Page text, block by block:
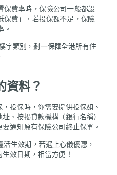
保費率時，保險公司一般都設
保費」，若投保額不足，保險
。
宇類別，劃一保障全港所有住
資料？
投保時，你需要提供投保額、
、按揭貸款機構（銀行名稱）
通知原有保險公司終止保單。
生效期，若遇上心儀優惠，
效日期，相當方便！